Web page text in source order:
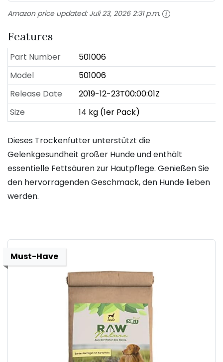
Amazon price updated: Juli 23, 2026 2:31 p.m.
Features
Part Number
501006
Model
501006
Release Date
2019-12-23T00:00:01Z
Size
14 kg (1er Pack)
Dieses Trockenfutter unterstützt die
Gelenkgesundheit großer Hunde und enthält
essentielle Fettsäuren zur Hautpflege. Genießen Sie
den hervorragenden Geschmack, den Hunde lieben
werden.
Must-Have